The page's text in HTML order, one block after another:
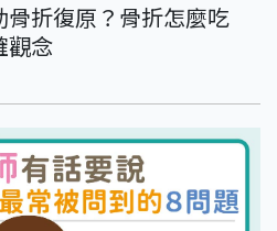
折復原？骨折怎麼吃
觀念